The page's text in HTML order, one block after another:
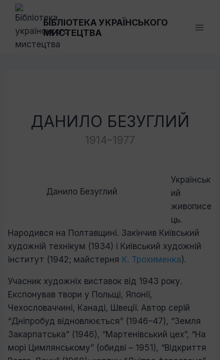
Перейти
вмісту
БІБЛІОТЕКА УКРАЇНСЬКОГО
МИСТЕЦТВА
ДАНИЛО БЕЗУГЛИЙ
1914–1977
Данило Безуглий
Українськ
ий
живописе
ць.
Народився на Полтавщині. Закінчив Київський
художній технікум (1934) і Київський художній
інститут (1942; майстерня К. Трохименка).
Учасник художніх виставок від 1943 року.
Експонував твори у Польщі, Японії,
Чехословаччині, Канаді, Швеції. Автор серій
“Дніпробуд відновлюється” (1946–47), “Земля
Закарпатська” (1946), “Мартенівський цех”, “На
морі Цимлянському” (обидві – 1951), “Відкриття